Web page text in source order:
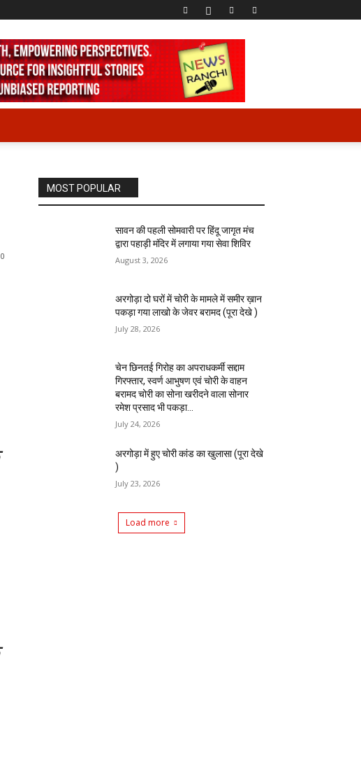
0
MOST POPULAR
सावन की पहली सोमवारी पर हिंदू जागृत मंच
द्वारा पहाड़ी मंदिर में लगाया गया सेवा शिविर
August 3, 2026
अरगोड़ा दो घरों में चोरी के मामले में समीर ख़ान
पकड़ा गया लाखो के जेवर बरामद (पूरा देखे )
July 28, 2026
चेन छिनतई गिरोह का अपराधकर्मी सद्दाम
गिरफ्तार, स्वर्ण आभुषण एवं चोरी के वाहन
बरामद चोरी का सोना खरीदने वाला सोनार
रमेश प्रसाद भी पकड़ा...
July 24, 2026
अरगोड़ा में हुए चोरी कांड का खुलासा (पूरा देखे
)
July 23, 2026
Load more